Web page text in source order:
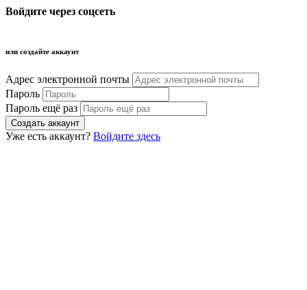
Войдите через соцсеть
или создайте аккаунт
Адрес электронной почты
Пароль
Пароль ещё раз
Уже есть аккаунт? Войдите здесь